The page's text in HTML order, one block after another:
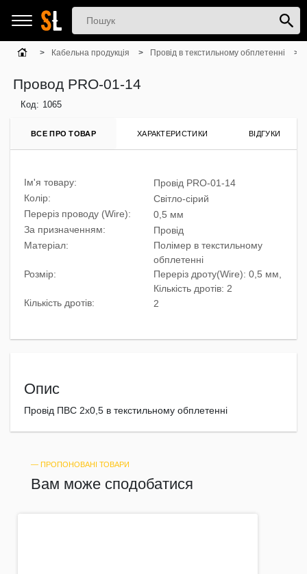
Кабельна продукція Провід в текстильному обплетенні
Провод PRO-01-14
Код: 1065
ВСЕ ПРО ТОВАР ХАРАКТЕРИСТИКИ ВІДГУКИ
Ім'я товару:
Провід PRO-01-14
Колір:
Світло-сірий
Переріз проводу (Wire):
0,5 мм
За призначенням:
Провід
Матеріал:
Полімер в текстильному
обплетенні
Розмiр:
Переріз дроту(Wire): 0,5 мм,
Кількість дротів: 2
Кількість дротів:
2
Опис
Провід ПВС 2х0,5 в текстильному обплетенні
― ПРОПОНОВАНІ ТОВАРИ
Вам може сподобатися